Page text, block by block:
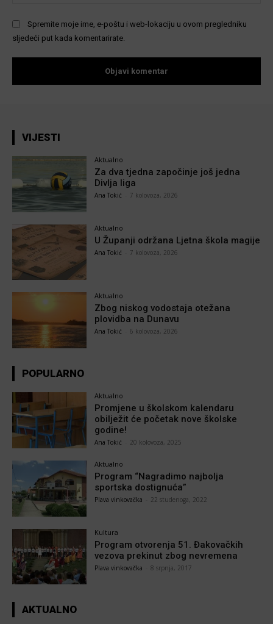
Spremite moje ime, e-poštu i web-lokaciju u ovom pregledniku
sljedeći put kada komentarirate.
VIJESTI
Aktualno
Za dva tjedna započinje još jedna
Divlja liga
Ana Tokić 7 kolovoza, 2026
Aktualno
U Županji održana Ljetna škola magije
Ana Tokić 7 kolovoza, 2026
Aktualno
Zbog niskog vodostaja otežana
plovidba na Dunavu
Ana Tokić 6 kolovoza, 2026
POPULARNO
Aktualno
Promjene u školskom kalendaru
obilježit će početak nove školske
godine!
Ana Tokić 20 kolovoza, 2025
Aktualno
Program “Nagradimo najbolja
sportska dostignuća”
Plava vinkovačka 22 studenoga, 2022
Kultura
Program otvorenja 51. Đakovačkih
vezova prekinut zbog nevremena
Plava vinkovačka 8 srpnja, 2017
AKTUALNO